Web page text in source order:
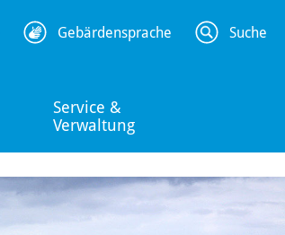
Service &
Verwaltung
Gebärdensprache Suche